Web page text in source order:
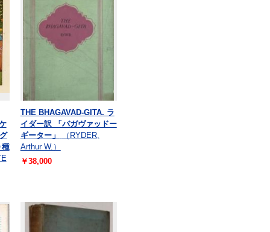
種
THE BHAGAVAD-GITA. ラ
イダー訳 「バガヴァッドー
ギーター」
（RYDER,
Arthur W.）
￥38,000